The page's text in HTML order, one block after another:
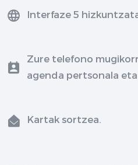
Interfaze 5
Zure telefono
agenda pertsonala
Kartak sortzea.